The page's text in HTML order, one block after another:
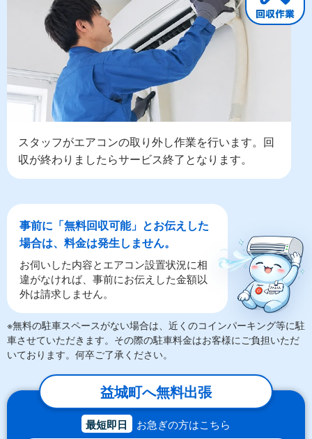
スタッフがエアコンの取り外し作業を行います。回
収が終わりましたらサービス終了となります。
事前に「無料回収可能」とお伝えした
場合は、料金は発生しません。
お伺いした内容とエアコン設置状況に相
違がなければ、事前にお伝えした金額以
外は請求しません。
※無料の駐車スペースがない場合は、近くのコインパーキング等に駐
車させていただきます。その際の駐車料金はお客様にご負担いただ
いております。何卒ご了承ください。
益城町へ無料出張
最短即日 お急ぎの方はこちら